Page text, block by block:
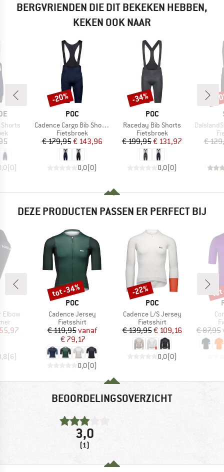
BERGVRIENDEN DIE DIT BEKEKEN HEBBEN,
KEKEN OOK NAAR
(0)
MERK
POC
Artikel
Cadence Cargo Bib Shorts
Productgroep
Fietsbroek
Prijs
€ 179,95Verlaagde prijs
€ 143,96
0,0(0)
Korting
-20%
MERK
POC
Artikel
Raceday Bib Shorts
Productgroep
Fietsbroek
Prijs
€ 199,95Verlaagde prijs
€ 131,97
0,0(0)
Korting
-34%
Artikel
DalslandSt.
€
-
DEZE PRODUCTEN PASSEN ER PERFECT BIJ
Elbow
prijs
(6)
MERK
POC
Artikel
Cadence Jersey
Productgroep
Fietsshirt
Prijs
€ 119,95Verlaagde prijs
vanaf
€ 79,17
0,0(0)
Korting
tot -34%
MERK
POC
Artikel
Cadence L/S Jersey
Productgroep
Fietsshirt
Prijs
€ 139,95Verlaagde prijs
€ 109,16
0,0(0)
Korting
-22%
€ 87,95
BEOORDELINGSOVERZICHT
3,0
(1)